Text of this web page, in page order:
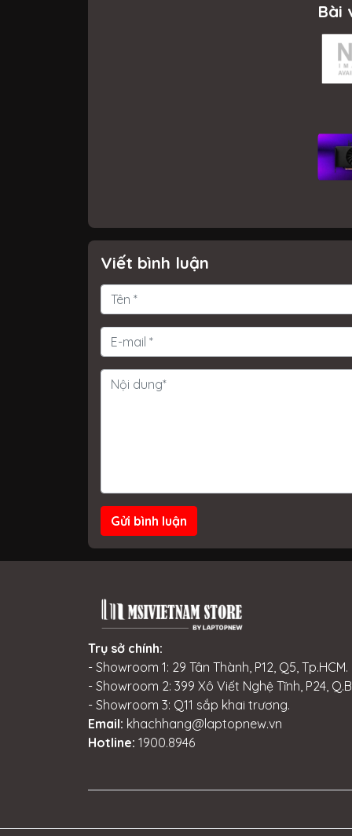
Bài
Viết bình luận
Gửi bình luận
Trụ sở chính:
- Showroom 1: 29 Tân Thành, P12, Q5, Tp.HCM.
- Showroom 2: 399 Xô Viết Nghệ Tĩnh, P24,
- Showroom 3: Q11 sắp khai trương.
Email: khachhang@laptopnew.vn
Hotline: 1900.8946